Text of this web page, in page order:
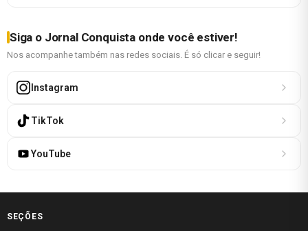
Siga o Jornal Conquista onde você estiver!
Nos acompanhe também nas redes sociais. É só clicar e seguir!
Instagram
TikTok
YouTube
SEÇÕES